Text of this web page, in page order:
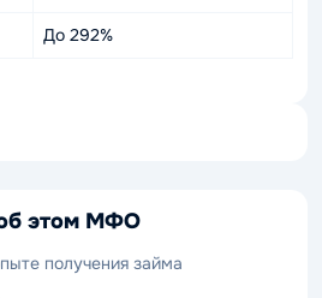
До 292%
этом МФО
получения займа